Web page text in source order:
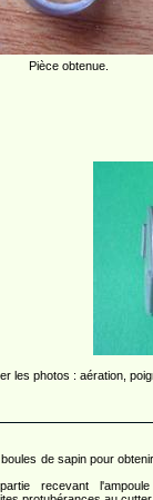
Pièce obtenue.
les photos : aération,
de sapin pour
recevant